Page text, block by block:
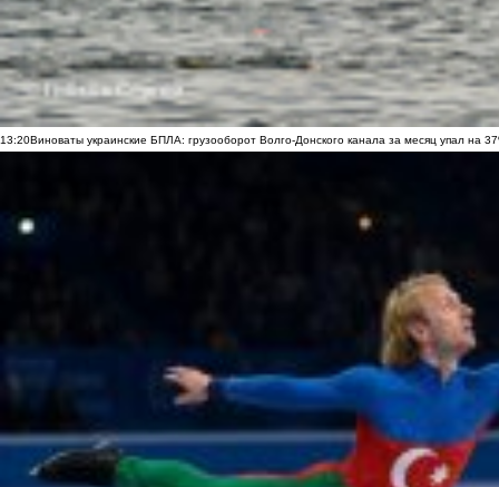
13:20Виноваты украинские БПЛА: грузооборот Волго-Донского канала за месяц упал на